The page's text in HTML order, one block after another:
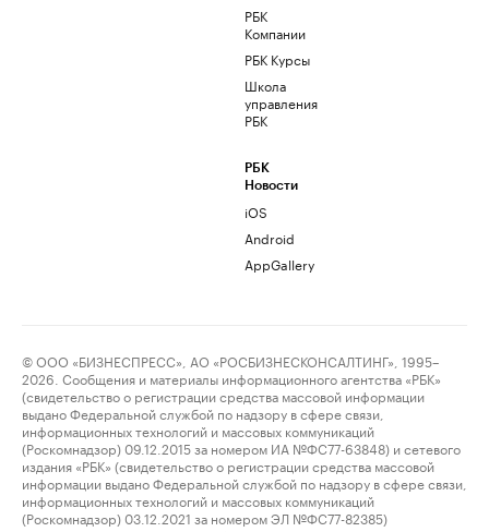
РБК
Компании
РБК Курсы
Школа
управления
РБК
РБК
Новости
iOS
Android
AppGallery
© ООО «БИЗНЕСПРЕСС», АО «РОСБИЗНЕСКОНСАЛТИНГ», 1995–
2026. Сообщения и материалы информационного агентства «РБК»
(свидетельство о регистрации средства массовой информации
выдано Федеральной службой по надзору в сфере связи,
информационных технологий и массовых коммуникаций
(Роскомнадзор) 09.12.2015 за номером ИА №ФС77-63848) и сетевого
издания «РБК» (свидетельство о регистрации средства массовой
информации выдано Федеральной службой по надзору в сфере связи,
информационных технологий и массовых коммуникаций
(Роскомнадзор) 03.12.2021 за номером ЭЛ №ФС77-82385)